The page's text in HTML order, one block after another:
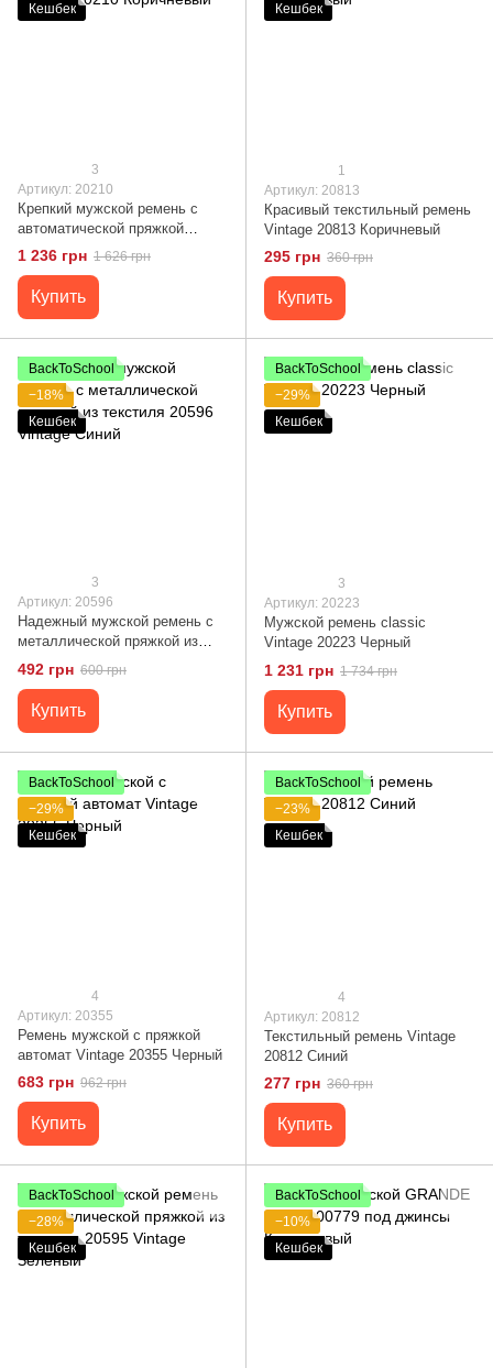
Кешбек
3
Артикул: 20210
Крепкий мужской ремень с
автоматической пряжкой
Vintage 20210 Коричневый
1 236 грн 1 626 грн
Купить
Кешбек
1
Артикул: 20813
Красивый текстильный ремень
Vintage 20813 Коричневый
295 грн 360 грн
Купить
BackToSchool
−18%
Кешбек
3
Артикул: 20596
Надежный мужской ремень с
металлической пряжкой из
текстиля 20596 Vintage Синий
492 грн 600 грн
Купить
BackToSchool
−29%
Кешбек
3
Артикул: 20223
Мужской ремень classic
Vintage 20223 Черный
1 231 грн 1 734 грн
Купить
BackToSchool
−29%
Кешбек
4
Артикул: 20355
Ремень мужской с пряжкой
автомат Vintage 20355 Черный
683 грн 962 грн
Купить
BackToSchool
−23%
Кешбек
4
Артикул: 20812
Текстильный ремень Vintage
20812 Синий
277 грн 360 грн
Купить
BackToSchool
−28%
Кешбек
BackToSchool
−10%
Кешбек